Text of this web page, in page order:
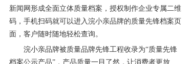
新闻网形成全面立体质量档案，授权制作企业专属二维
码，手机扫码就可以进入浣小亲品牌的质量先锋档案页
面，客户随时随地轻松查询。
浣小亲品牌被质量品牌先锋工程收录为“质量先锋
档案公示产品”，产品质量一目了然，让消费者更放